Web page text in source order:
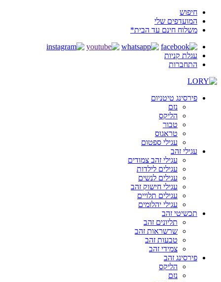
חיפוש
המועדפים שלי
משלוח חינם עד הבית*
עגלת קניות
התחברות
פירסינג טיטניום
נזם
הליקס
טבור
טראגוס
עגילי ספטום
עגילי זהב
עגילי זהב צמודים
עגילים לילדות
עגילים לנשים
עגילי חישוק זהב
עגילים תלויים
עגילי יהלומים
תכשיטי זהב
תליונים זהב
שרשראות זהב
טבעות זהב
צמידי זהב
פירסינג זהב
הליקס
נזם